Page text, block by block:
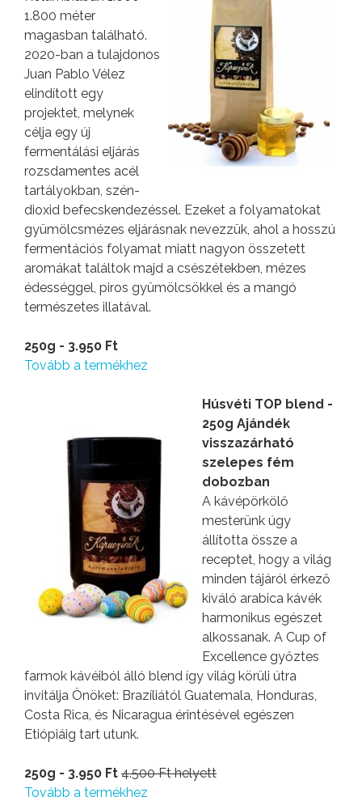
1.800 méter
magasban található.
2020-ban a tulajdonos
Juan Pablo Vélez
elindított egy
projektet, melynek
célja egy új
fermentálási eljárás
rozsdamentes acél
tartályokban, szén-
dioxid befecskendezéssel. Ezeket a folyamatokat
gyümölcsmézes eljárásnak nevezzük, ahol a hosszú
fermentációs folyamat miatt nagyon összetett
aromákat találtok majd a csészétekben, mézes
édességgel, piros gyümölcsökkel és a mangó
természetes illatával.
250g - 3.950 Ft
Tovább a termékhez
Húsvéti TOP blend -
250g Ajándék
visszazárható
szelepes fém
dobozban
A kávépörkölő
mesterünk úgy
állította össze a
receptet, hogy a világ
minden tájáról érkező
kiváló arabica kávék
harmonikus egészet
alkossanak. A Cup of
Excellence győztes
farmok kávéiból álló blend így világ körüli útra
invitálja Önöket: Brazíliától Guatemala, Honduras,
Costa Rica, és Nicaragua érintésével egészen
Etiópiáig tart utunk.
250g - 3.950 Ft 4.500 Ft helyett
Tovább a termékhez